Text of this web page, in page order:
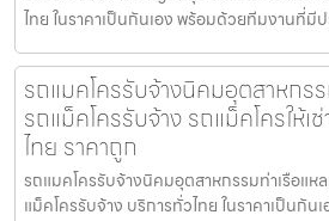
ไทย ในราคาเป็นกันเอง พร้อมด้วยทีมงานที่มี
รถแมคโครรับจ้างนิคมอุตสาหกร
รถแม็คโครรับจ้าง รถแม็คโครให้
ไทย ราคาถูก
รถแมคโครรับจ้างนิคมอุตสาหกรรมท่าเรือแห
แม็คโครรับจ้าง บริการทั่วไทย ในราคาเป็นกัน